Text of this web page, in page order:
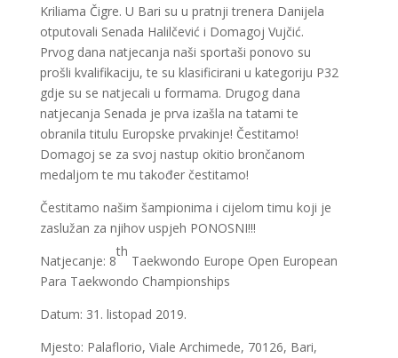
Kriliama Čigre. U Bari su u pratnji trenera Danijela
otputovali Senada Halilčević i Domagoj Vujčić.
Prvog dana natjecanja naši sportaši ponovo su
prošli kvalifikaciju, te su klasificirani u kategoriju P32
gdje su se natjecali u formama. Drugog dana
natjecanja Senada je prva izašla na tatami te
obranila titulu Europske prvakinje! Čestitamo!
Domagoj se za svoj nastup okitio brončanom
medaljom te mu također čestitamo!
Čestitamo našim šampionima i cijelom timu koji je
zaslužan za njihov uspjeh PONOSNI!!!
Natjecanje: 8
th
Taekwondo Europe Open European
Para Taekwondo Championships
Datum: 31. listopad 2019.
Mjesto: Palaflorio, Viale Archimede, 70126, Bari,